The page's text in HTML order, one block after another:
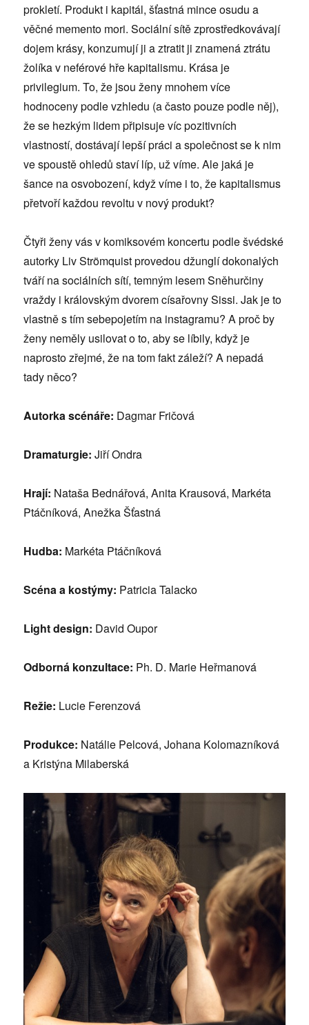
prokletí. Produkt i kapitál, šťastná mince osudu a
věčné memento mori. Sociální sítě zprostředkovávají
dojem krásy, konzumují ji a ztratit ji znamená ztrátu
žolíka v neférové hře kapitalismu. Krása je
privilegium. To, že jsou ženy mnohem více
hodnoceny podle vzhledu (a často pouze podle něj),
že se hezkým lidem připisuje víc pozitivních
vlastností, dostávají lepší práci a společnost se k nim
ve spoustě ohledů staví líp, už víme. Ale jaká je
šance na osvobození, když víme i to, že kapitalismus
přetvoří každou revoltu v nový produkt?
Čtyři ženy vás v komiksovém koncertu podle švédské
autorky Liv Strömquist provedou džunglí dokonalých
tváří na sociálních sítí, temným lesem Sněhurčiny
vraždy i královským dvorem císařovny Sissi. Jak je to
vlastně s tím sebepojetím na instagramu? A proč by
ženy neměly usilovat o to, aby se líbily, když je
naprosto zřejmé, že na tom fakt záleží? A nepadá
tady něco?
Autorka scénáře: Dagmar Fričová
Dramaturgie:Jiří Ondra
Hrají: Nataša Bednářová, Anita Krausová, Markéta
Ptáčníková, Anežka Šťastná
Hudba: Markéta Ptáčníková
Scéna a kostýmy: Patricia Talacko
Light design: David Oupor
Odborná konzultace: Ph. D. Marie Heřmanová
Režie: Lucie Ferenzová
Produkce: Natálie Pelcová, Johana Kolomazníková
a Kristýna Milaberská